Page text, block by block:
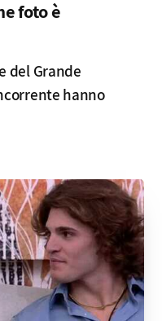
foto è
del Grande
hanno